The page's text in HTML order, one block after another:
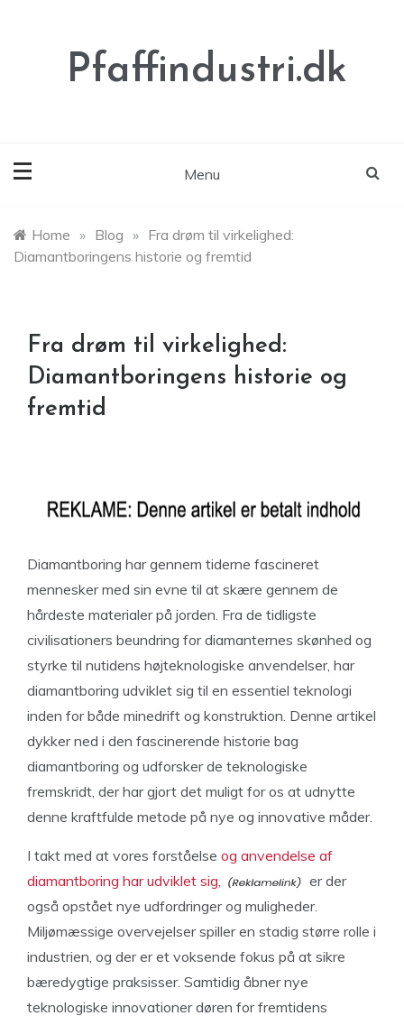
Pfaffindustri.dk
Menu
Home » Blog » Fra drøm til virkelighed:
Diamantboringens historie og fremtid
Fra drøm til virkelighed:
Diamantboringens historie og
fremtid
Diamantboring har gennem tiderne fascineret
mennesker med sin evne til at skære gennem de
hårdeste materialer på jorden. Fra de tidligste
civilisationers beundring for diamanternes skønhed og
styrke til nutidens højteknologiske anvendelser, har
diamantboring udviklet sig til en essentiel teknologi
inden for både minedrift og konstruktion. Denne artikel
dykker ned i den fascinerende historie bag
diamantboring og udforsker de teknologiske
fremskridt, der har gjort det muligt for os at udnytte
denne kraftfulde metode på nye og innovative måder.
I takt med at vores forståelse og anvendelse af
diamantboring har udviklet sig,
er der
også opstået nye udfordringer og muligheder.
Miljømæssige overvejelser spiller en stadig større rolle i
industrien, og der er et voksende fokus på at sikre
bæredygtige praksisser. Samtidig åbner nye
teknologiske innovationer døren for fremtidens